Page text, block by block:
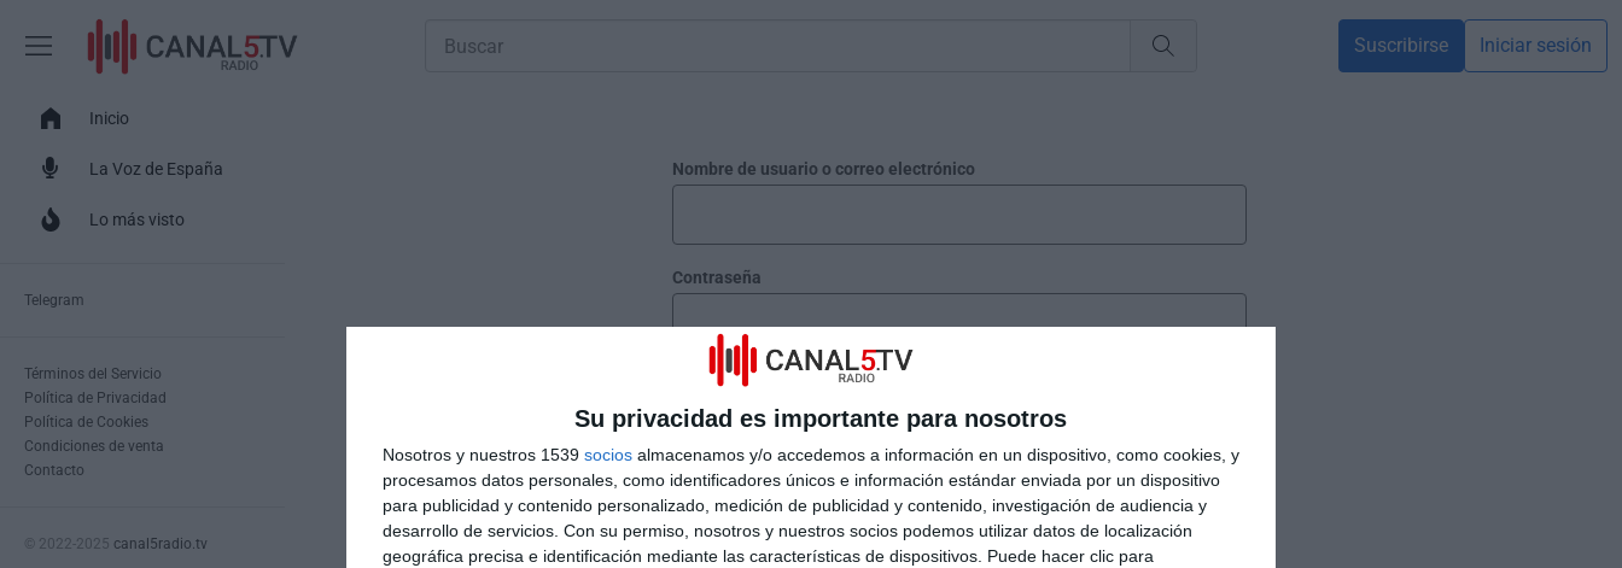
Su privacidad es importante para nosotros
Nosotros y nuestros 1539 socios almacenamos y/o accedemos a información en un dispositivo, como cookies, y
procesamos datos personales, como identificadores únicos e información estándar enviada por un dispositivo
para publicidad y contenido personalizado, medición de publicidad y contenido, investigación de audiencia y
desarrollo de servicios. Con su permiso, nosotros y nuestros socios podemos utilizar datos de localización
geográfica precisa e identificación mediante las características de dispositivos. Puede hacer clic para
Suscribirse Iniciar sesión
Inicio
La Voz de España
Lo más visto
Telegram
Términos del Servicio
Política de Privacidad
Política de Cookies
Condiciones de venta
Contacto
© 2022-2025 canal5radio.tv
Nombre de usuario o correo electrónico
Contraseña
¿Has perdido tu contraseña?